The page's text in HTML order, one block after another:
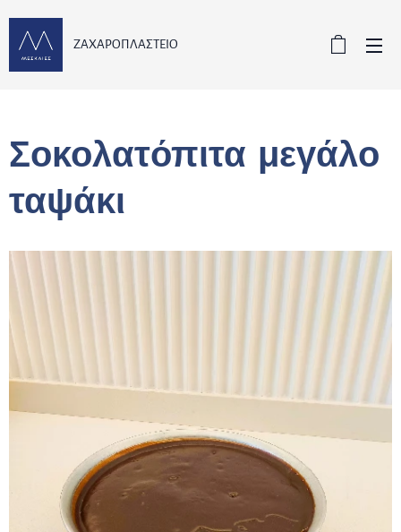
ΖΑΧΑΡΟΠΛΑΣΤΕΙΟ
Σοκολατόπιτα μεγάλο
ταψάκι